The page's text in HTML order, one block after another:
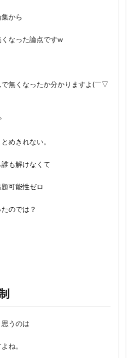
から
なった論点ですw
無くなったか分かりますよ(￣▽
めきれない。
も解けなくて
可能性ゼロ
のでは？
うのは
ね。